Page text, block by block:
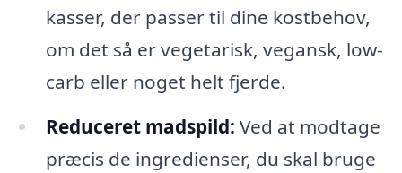
kasser, der passer til dine kostbehov,
om det så er vegetarisk, vegansk, low-
carb eller noget helt fjerde.
Reduceret madspild: Ved at modtage
præcis de ingredienser, du skal bruge